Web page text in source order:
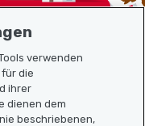
verwenden
für die
ihrer
dienen dem
beschriebenen,